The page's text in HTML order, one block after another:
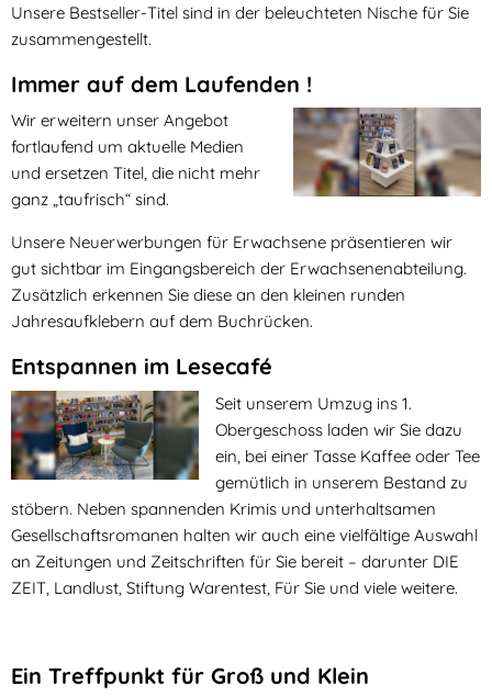
Unsere Bestseller-Titel sind in der beleuchteten Nische für Sie
zusammengestellt.
Immer auf dem Laufenden !
Wir erweitern unser Angebot
fortlaufend um aktuelle Medien
und ersetzen Titel, die nicht mehr
ganz „taufrisch“ sind.
Unsere Neuerwerbungen für Erwachsene präsentieren wir
gut sichtbar im Eingangsbereich der Erwachsenenabteilung.
Zusätzlich erkennen Sie diese an den kleinen runden
Jahresaufklebern auf dem Buchrücken.
Entspannen im Lesecafé
Seit unserem Umzug ins 1.
Obergeschoss laden wir Sie dazu
ein, bei einer Tasse Kaffee oder Tee
gemütlich in unserem Bestand zu
stöbern. Neben spannenden Krimis und unterhaltsamen
Gesellschaftsromanen halten wir auch eine vielfältige Auswahl
an Zeitungen und Zeitschriften für Sie bereit – darunter DIE
ZEIT, Landlust, Stiftung Warentest, Für Sie und viele weitere.
Ein Treffpunkt für Groß und Klein